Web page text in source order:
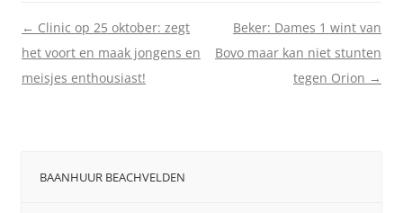
Berichtnavigatie
← Clinic op 25 oktober: zegt
het voort en maak jongens en
meisjes enthousiast!
Beker: Dames 1 wint van
Bovo maar kan niet stunten
tegen Orion →
BAANHUUR BEACHVELDEN